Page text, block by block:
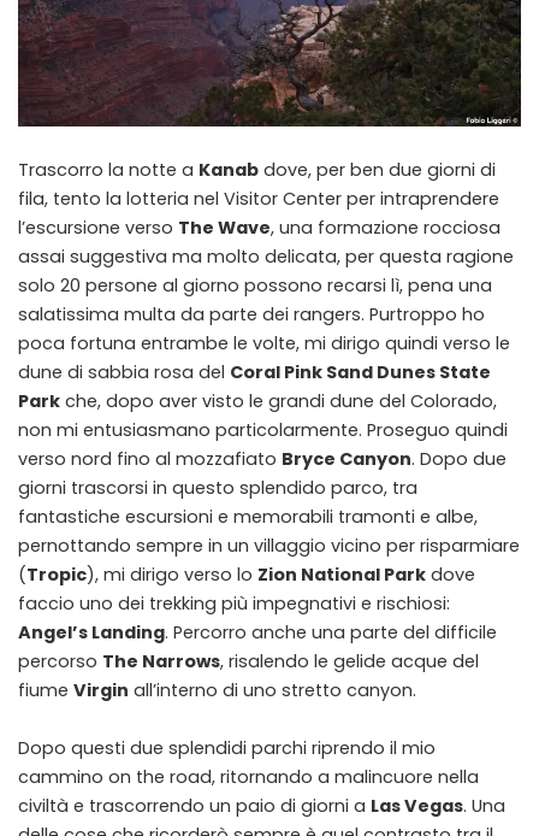
Trascorro la notte a Kanab dove, per ben due giorni di
fila, tento la lotteria nel Visitor Center per intraprendere
l’escursione verso The Wave, una formazione rocciosa
assai suggestiva ma molto delicata, per questa ragione
solo 20 persone al giorno possono recarsi lì, pena una
salatissima multa da parte dei rangers. Purtroppo ho
poca fortuna entrambe le volte, mi dirigo quindi verso le
dune di sabbia rosa del Coral Pink Sand Dunes State
Park che, dopo aver visto le grandi dune del Colorado,
non mi entusiasmano particolarmente. Proseguo quindi
verso nord fino al mozzafiato Bryce Canyon. Dopo due
giorni trascorsi in questo splendido parco, tra
fantastiche escursioni e memorabili tramonti e albe,
pernottando sempre in un villaggio vicino per risparmiare
(Tropic), mi dirigo verso lo Zion National Park dove
faccio uno dei trekking più impegnativi e rischiosi:
Angel’s Landing. Percorro anche una parte del difficile
percorso The Narrows, risalendo le gelide acque del
fiume Virgin all’interno di uno stretto canyon.
Dopo questi due splendidi parchi riprendo il mio
cammino on the road, ritornando a malincuore nella
civiltà e trascorrendo un paio di giorni a Las Vegas. Una